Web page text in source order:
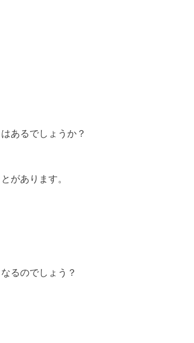
あるでしょうか？
があります。
るのでしょう？